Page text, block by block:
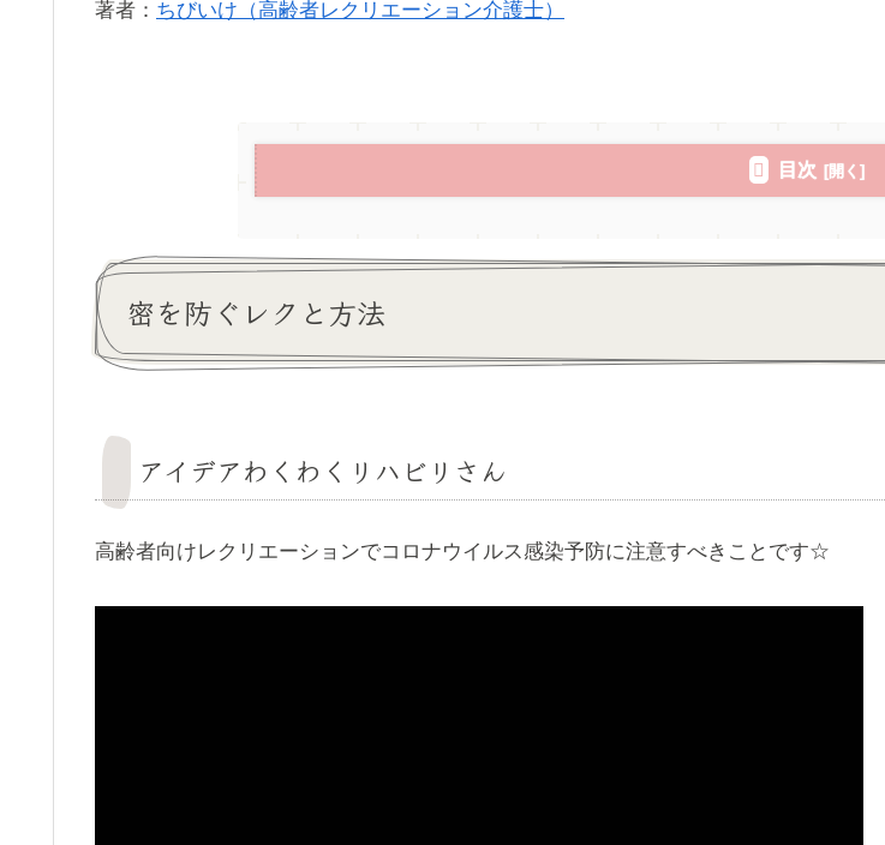
著者： ちびいけ（高齢者レクリエーション介護士）
目次
密を防ぐレクと方法
アイデアわくわくリハビリさん
高齢者向けレクリエーションでコロナウイルス感染予防に注意すべきことです☆